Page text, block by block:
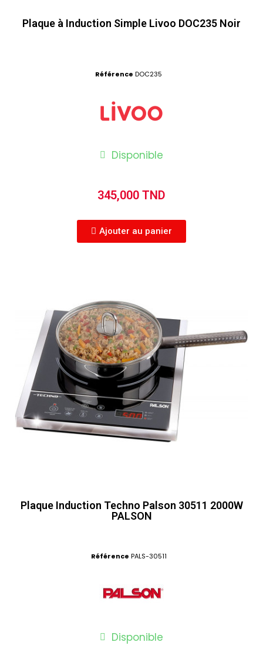
Plaque à Induction Simple Livoo DOC235 Noir
Référence DOC235
Disponible
345,000 TND
Ajouter au panier
Plaque Induction Techno Palson 30511 2000W
PALSON
Référence PALS-30511
Disponible